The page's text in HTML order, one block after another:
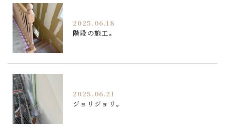
2025.06.18
階段の施工。
2025.06.21
ジョリジョリ。